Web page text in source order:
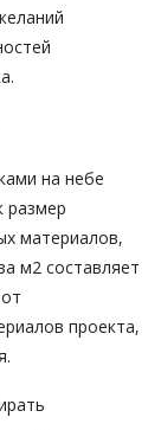
на небе
размер
материалов,
м2 составляет
проекта,